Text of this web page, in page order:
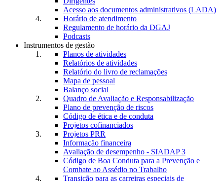
Acesso aos documentos administrativos (LADA)
Horário de atendimento
Regulamento de horário da DGAJ
Podcasts
Instrumentos de gestão
Planos de atividades
Relatórios de atividades
Relatório do livro de reclamações
Mapa de pessoal
Balanço social
Quadro de Avaliação e Responsabilização
Plano de prevenção de riscos
Código de ética e de conduta
Projetos cofinanciados
Projetos PRR
Informação financeira
Avaliação de desempenho - SIADAP 3
Código de Boa Conduta para a Prevenção e
Combate ao Assédio no Trabalho
Transição para as carreiras especiais de